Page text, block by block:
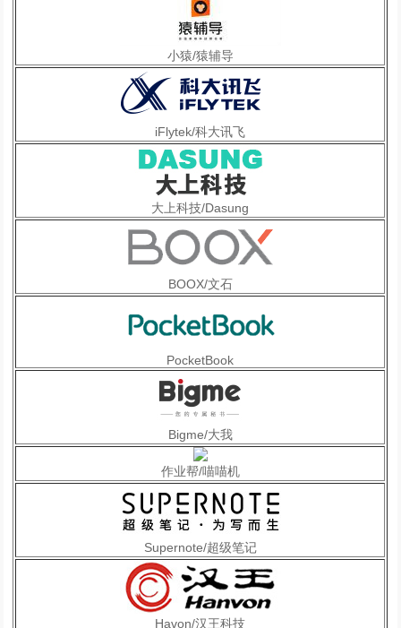
小猿/猿辅导
iFlytek/科大讯飞
大上科技/Dasung
BOOX/文石
PocketBook
Bigme/大我
作业帮/喵喵机
Supernote/超级笔记
Havon/汉王科技